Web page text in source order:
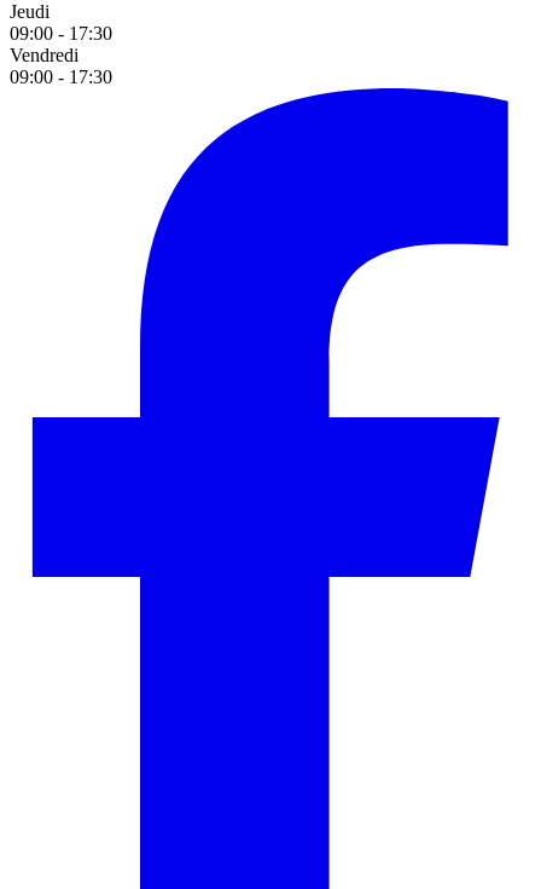
Jeudi
09:00 - 17:30
Vendredi
09:00 - 17:30